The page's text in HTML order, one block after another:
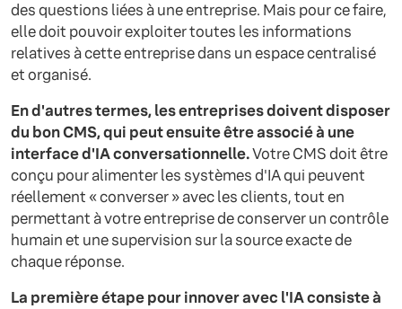
des questions liées à une entreprise. Mais pour ce faire,
elle doit pouvoir exploiter toutes les informations
relatives à cette entreprise dans un espace centralisé
et organisé.
En d'autres termes, les entreprises doivent disposer
du bon CMS, qui peut ensuite être associé à une
interface d'IA conversationnelle.Votre CMS doit être
conçu pour alimenter les systèmes d'IA qui peuvent
réellement « converser » avec les clients, tout en
permettant à votre entreprise de conserver un contrôle
humain et une supervision sur la source exacte de
chaque réponse.
La première étape pour innover avec l'IA consiste à